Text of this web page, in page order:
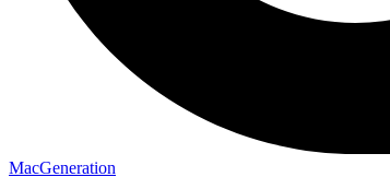
MacGeneration